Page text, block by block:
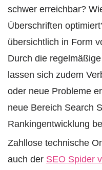
schwer erreichbar?
Überschriften
übersichtlich in Form
Durch die
lassen sich zudem
oder neue Probleme
neue Bereich Search
Rankingentwicklung
Zahllose technische
auch der SEO Spider